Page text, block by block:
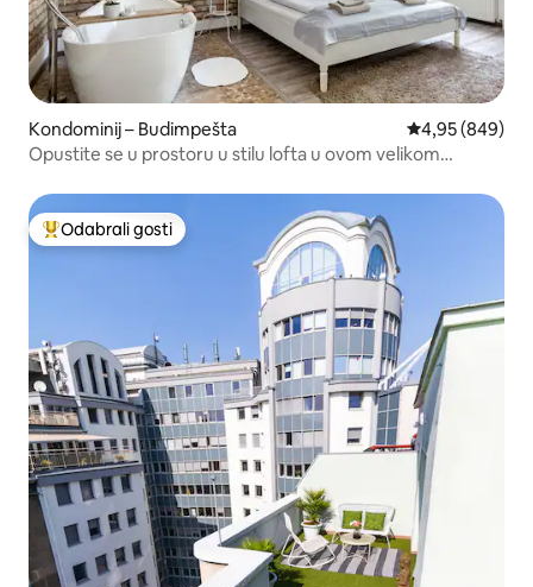
Kondominij – Budimpešta Prosječna
4,95 (849)
Opustite se u prostoru u stilu lofta u ovom velikom
Među najviše rangiranima s oznakom „Odabrali gosti”
Odabrali gosti